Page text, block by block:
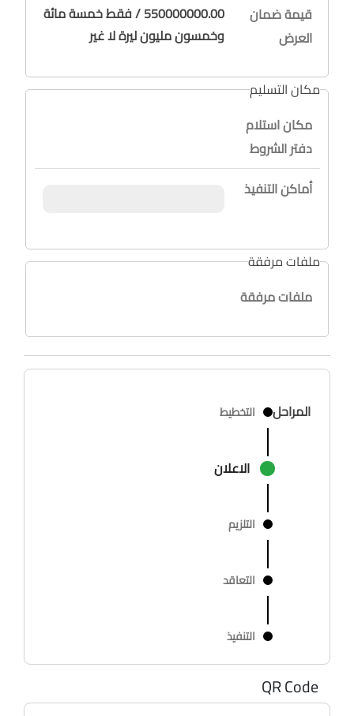
قيمة ضمان
العرض
550000000.00 / فقط خمسة مائة
وخمسون مليون ليرة لا غير
مكان التسليم
مكان استلام
دفتر الشروط
أماكن التنفيذ
ملفات مرفقة
ملفات مرفقة
المراحل التخطيط
الاعلان
التلزيم
التعاقد
التنفيذ
QR Code